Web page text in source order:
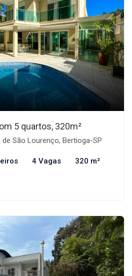
5 quartos, 320m²
São Lourenço, Bertioga-SP
4 Vagas 320 m²